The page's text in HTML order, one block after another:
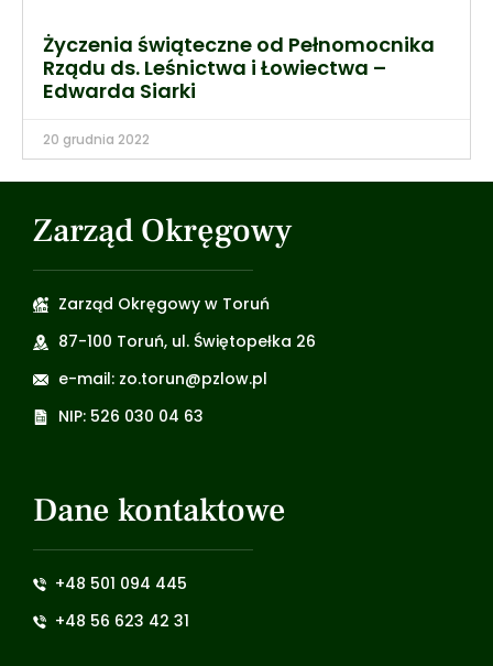
Życzenia świąteczne od Pełnomocnika
Rządu ds. Leśnictwa i Łowiectwa –
Edwarda Siarki
20 grudnia 2022
Zarząd Okręgowy
Zarząd Okręgowy w Toruń
87-100 Toruń, ul. Świętopełka 26
e-mail: zo.torun@pzlow.pl
NIP: 526 030 04 63
Dane kontaktowe
+48 501 094 445
+48 56 623 42 31